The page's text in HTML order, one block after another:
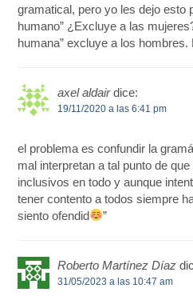
gramatical, pero yo les dejo esto
humano” ¿Excluye a las
humana” excluye a los
axel aldair dice:
19/11/2020 a las 6:41 pm
el problema es confundir la
mal interpretan a tal punto de
inclusivos en todo y aunque
tener contento a todos siempre
siento ofendid
”
Roberto Martínez Díaz
31/05/2023 a las 10:47 am